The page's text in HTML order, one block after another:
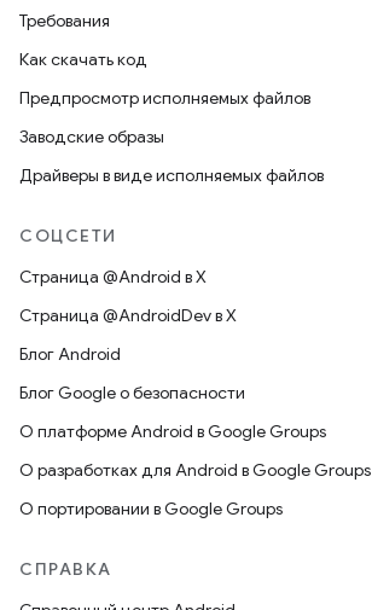
Требования
Как скачать код
Предпросмотр исполняемых файлов
Заводские образы
Драйверы в виде исполняемых файлов
СОЦСЕТИ
Страница @Android в X
Страница @AndroidDev в X
Блог Android
Блог Google о безопасности
О платформе Android в Google Groups
О разработках для Android в Google Groups
О портировании в Google Groups
СПРАВКА